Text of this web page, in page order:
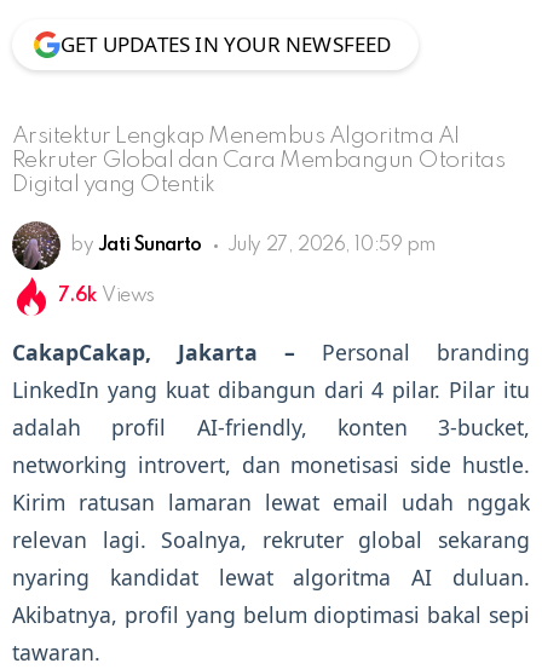
GET UPDATES IN YOUR NEWSFEED
Arsitektur Lengkap Menembus Algoritma AI
Rekruter Global dan Cara Membangun Otoritas
Digital yang Otentik
by Jati Sunarto July 27, 2026, 10:59 pm
7.6k Views
CakapCakap, Jakarta – Personal branding
LinkedIn yang kuat dibangun dari 4 pilar. Pilar itu
adalah profil AI-friendly, konten 3-bucket,
networking introvert, dan monetisasi side hustle.
Kirim ratusan lamaran lewat email udah nggak
relevan lagi. Soalnya, rekruter global sekarang
nyaring kandidat lewat algoritma AI duluan.
Akibatnya, profil yang belum dioptimasi bakal sepi
tawaran.